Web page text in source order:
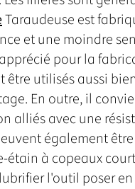
Taraudeuse est
et une moindre
pour la
être utilisés aussi
En outre, il
alliés avec une
également
à copeaux
l'outil poser